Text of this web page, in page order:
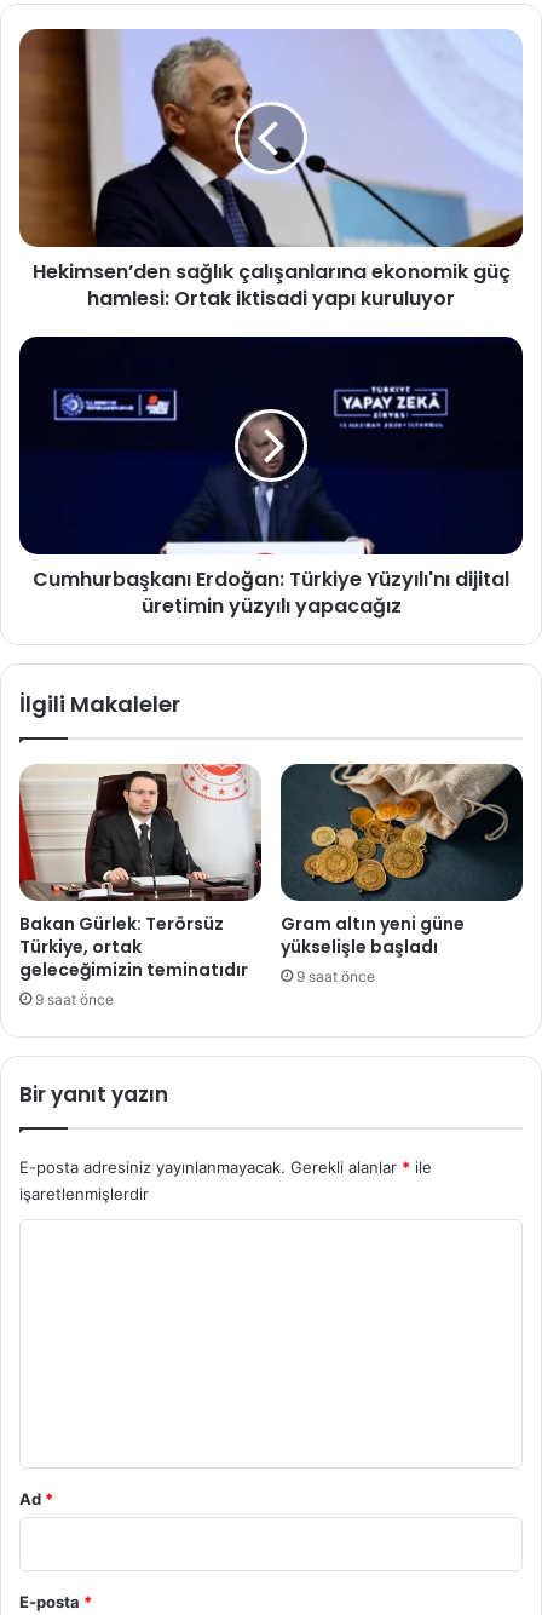
Hekimsen’den
yapı
kuruluyor
Hekimsen’den sağlık çalışanlarına ekonomik güç
hamlesi: Ortak iktisadi yapı kuruluyor
Cumhurbaşkanı
Türkiye
Yüzyılı'nı
Cumhurbaşkanı Erdoğan: Türkiye Yüzyılı'nı dijital
üretimin yüzyılı yapacağız
İlgili Makaleler
Bakan Gürlek: Terörsüz
Türkiye, ortak
geleceğimizin teminatıdır
9 saat önce
Gram altın yeni güne
yükselişle başladı
9 saat önce
Bir yanıt yazın
E-posta adresiniz yayınlanmayacak. Gerekli alanlar * ile
işaretlenmişlerdir
Ad *
E-posta *